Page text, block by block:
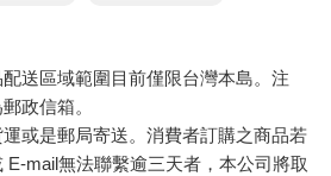
送區域範圍目前僅限台灣本島。注
政信箱。
或是郵局寄送。消費者訂購之商品若
E-mail無法聯繫逾三天者，本公司將取